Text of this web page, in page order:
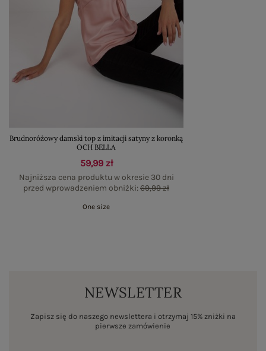
Brudnoróżowy damski top z imitacji satyny z koronką
OCH BELLA
59,99 zł
Najniższa cena produktu w okresie 30 dni
przed wprowadzeniem obniżki:69,99 zł
One size
NEWSLETTER
Zapisz się do naszego newslettera i otrzymaj 15% zniżki na
pierwsze zamówienie